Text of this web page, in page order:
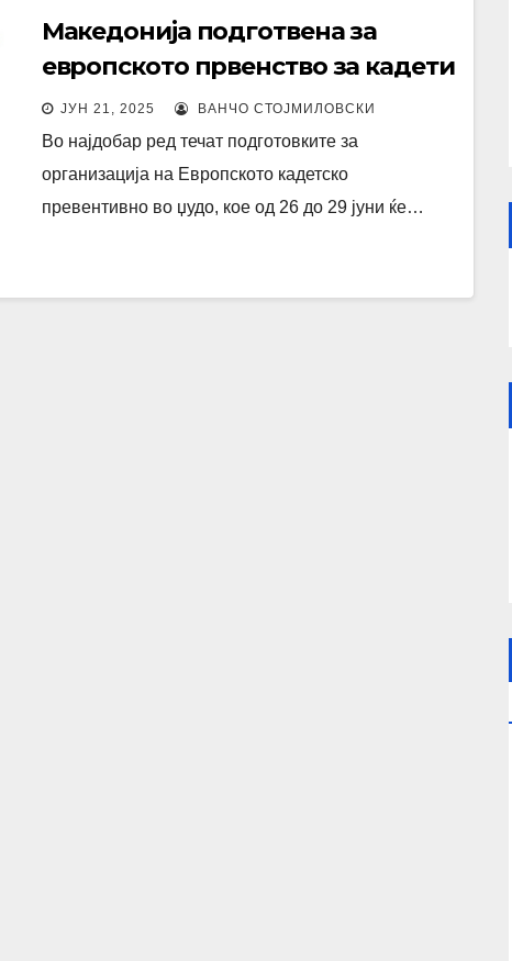
Македонија подготвена за
европското првенство за кадети
ЈУН 21, 2025 ВАНЧО СТОЈМИЛОВСКИ
Во најдобар ред течат подготовките за
организација на Европското кадетско
превентивно во џудо, кое од 26 до 29 јуни ќе…